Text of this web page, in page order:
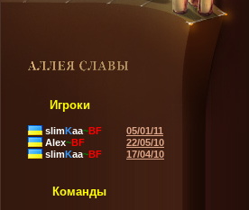
Игроки
slimKaa~BF
05/01/11
Alex~BF
22/05/10
slimKaa~BF 17/04/10
Команды